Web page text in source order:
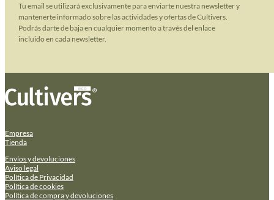
Tu email se utilizará exclusivamente para enviarte nuestra newsletter y
mantenerte informado sobre las actividades y ofertas de Cultivers.
Podrás darte de baja en cualquier momento a través del enlace
incluido en cada newsletter.
Empresa
Tienda
Envíos y devoluciones
Aviso legal
Política de Privacidad
Política de cookies
Política de compra y devoluciones